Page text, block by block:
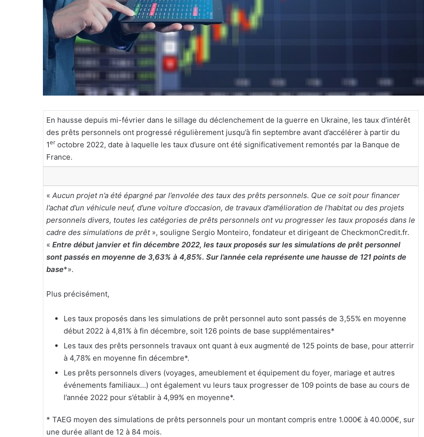
l
En hausse depuis mi-février dans le sillage du déclenchement de la guerre en Ukraine, les taux d’intérêt
des prêts personnels ont progressé régulièrement jusqu’à fin septembre avant d’accélérer à partir du
1er octobre 2022, date à laquelle les taux d’usure ont été significativement remontés par la Banque de
France.
« Aucun projet n’a été épargné par l’envolée des taux des prêts personnels. Que ce soit pour financer
l’achat d’un véhicule neuf, d’une voiture d’occasion, de travaux d’amélioration de l’habitat ou des projets
personnels divers, toutes les catégories de prêts personnels ont vu progresser les taux proposés dans le
cadre des simulations de prêt », souligne Sergio Monteiro, fondateur et dirigeant de CheckmonCredit.fr.
« Entre début janvier et fin décembre 2022, les taux proposés sur les simulations de prêt personnel
sont passés en moyenne de 3,63% à 4,85%. Sur l’année cela représente une hausse de 121 points de
base*».
Plus précisément,
Les taux proposés dans les simulations de prêt personnel auto sont passés de 3,55% en moyenne
début 2022 à 4,81% à fin décembre, soit 126 points de base supplémentaires*
Les taux des prêts personnels travaux ont quant à eux augmenté de 125 points de base, pour atterrir
à 4,78% en moyenne fin décembre*.
Les prêts personnels divers (voyages, ameublement et équipement du foyer, mariage et autres
événements familiaux…) ont également vu leurs taux progresser de 109 points de base au cours de
l’année 2022 pour s’établir à 4,99% en moyenne*.
* TAEG moyen des simulations de prêts personnels pour un montant compris entre 1.000€ à 40.000€, sur
une durée allant de 12 à 84 mois.